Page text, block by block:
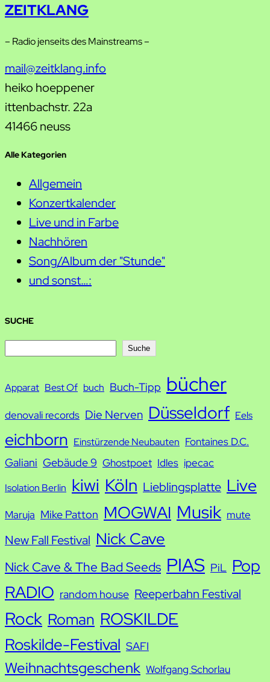
ZEITKLANG
– Radio jenseits des Mainstreams –
mail@zeitklang.info
heiko hoeppener
ittenbachstr. 22a
41466 neuss
Alle Kategorien
Allgemein
Konzertkalender
Live und in Farbe
Nachhören
Song/Album der "Stunde"
und sonst…:
SUCHE
c
Suche
Apparat Best Of buch Buch-Tipp bücher
denovali records Die Nerven Düsseldorf Eels
eichborn Einstürzende Neubauten Fontaines D.C.
Galiani Gebäude 9 Ghostpoet Idles ipecac
Isolation Berlin kiwi Köln Lieblingsplatte Live
Maruja Mike Patton MOGWAI Musik mute
New Fall Festival Nick Cave
Nick Cave & The Bad Seeds PIAS PiL Pop
RADIO random house Reeperbahn Festival
Rock Roman ROSKILDE
Roskilde-Festival SAFI
Weihnachtsgeschenk Wolfgang Schorlau